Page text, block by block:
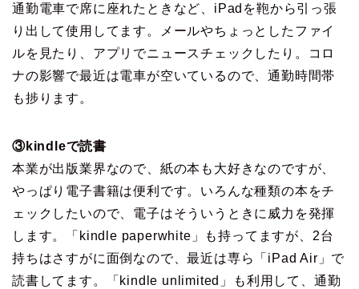
通勤電車で席に座れたときなど、iPadを鞄から引っ張
り出して使用してます。メールやちょっとしたファイ
ルを見たり、アプリでニュースチェックしたり。コロ
ナの影響で最近は電車が空いているので、通勤時間帯
も捗ります。
③kindleで読書
本業が出版業界なので、紙の本も大好きなのですが、
やっぱり電子書籍は便利です。いろんな種類の本をチ
ェックしたいので、電子はそういうときに威力を発揮
します。「kindle paperwhite」も持ってますが、2台
持ちはさすがに面倒なので、最近は専ら「iPad Air」で
読書してます。「kindle unlimited」も利用して、通勤